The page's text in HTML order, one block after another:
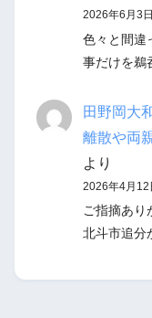
2026年6月3日
色々と間違
事だけを鵜
田野岡大
離散や両
より
2026年4月12
ご指摘あり
北斗市追分